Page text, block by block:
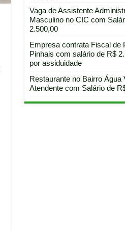
Vaga de Assistente
Masculino no CIC com
2.500,00
Empresa contrata Fiscal de
Pinhais com salário de R$
por assiduidade
Restaurante no Bairro Água
Atendente com Salário de